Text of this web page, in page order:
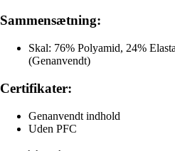
Sammensætning:
Skal: 76% Polyamid, 24%
(Genanvendt)
Certifikater:
Genanvendt indhold
Uden PFC